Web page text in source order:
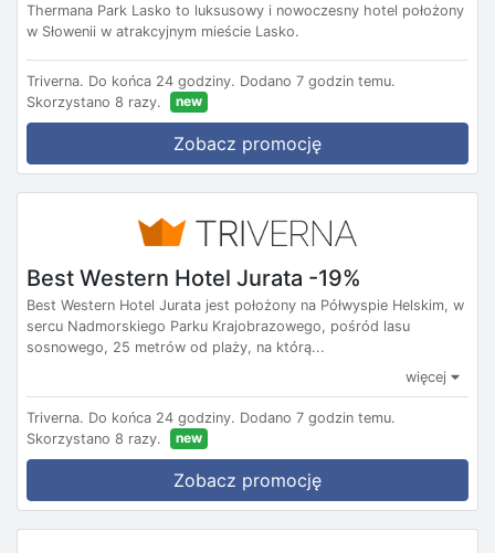
Thermana Park Lasko to luksusowy i nowoczesny hotel położony
w Słowenii w atrakcyjnym mieście Lasko.
Triverna. Do końca 24 godziny. Dodano 7 godzin temu.
Skorzystano 8 razy.
new
Zobacz promocję
Best Western Hotel Jurata -19%
Best Western Hotel Jurata jest położony na Półwyspie Helskim, w
sercu Nadmorskiego Parku Krajobrazowego, pośród lasu
sosnowego, 25 metrów od plaży, na którą...
więcej
Triverna. Do końca 24 godziny. Dodano 7 godzin temu.
Skorzystano 8 razy.
new
Zobacz promocję